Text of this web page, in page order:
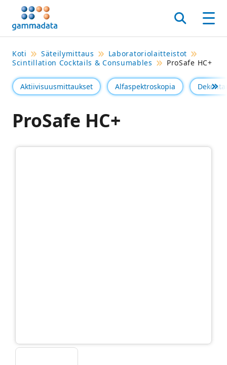
Siirry
pääsisältöönt
Hae
Koti Säteilymittaus
Laboratoriolaitteistot
Scintillation Cocktails & Consumables
ProSafe HC+
Aktiivisuusmittaukset Alfaspektroskopia Se
ProSafe HC+